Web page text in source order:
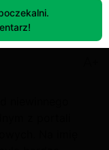
niewinnego
z portali
Na imię